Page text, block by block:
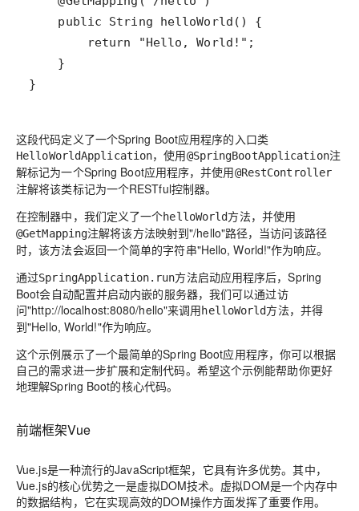
}
这段代码定义了一个Spring Boot应用程序的入口类
HelloWorldApplication，使用@SpringBootApplication注
解标记为一个Spring Boot应用程序，并使用@RestController
注解将该类标记为一个RESTful控制器。
在控制器中，我们定义了一个helloWorld方法，并使用
@GetMapping注解将该方法映射到"/hello"路径，当访问该路径
时，该方法会返回一个简单的字符串"Hello, World!"作为响应。
通过SpringApplication.run方法启动应用程序后，Spring
Boot会自动配置并启动内嵌的服务器，我们可以通过访
问"http://localhost:8080/hello"来调用helloWorld方法，并得
到"Hello, World!"作为响应。
这个示例展示了一个最简单的Spring Boot应用程序，你可以根据
自己的需求进一步扩展和定制代码。希望这个示例能帮助你更好
地理解Spring Boot的核心代码。
前端框架Vue
Vue.js是一种流行的JavaScript框架，它具有许多优势。其中，
Vue.js的核心优势之一是虚拟DOM技术。虚拟DOM是一个内存中
的数据结构，它在实现高效的DOM操作方面发挥了重要作用。